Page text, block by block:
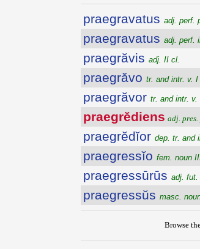
praegravatus adj. perf.
praegravatus adj. perf.
praegrăvis adj. II cl.
praegrăvo tr. and intr. v. I
praegrăvor tr. and intr. v.
praegrĕdiens adj.
praegrĕdĭor dep. tr. and
praegressĭo fem. noun
praegressūrūs adj. fut.
praegressŭs masc.
Browse